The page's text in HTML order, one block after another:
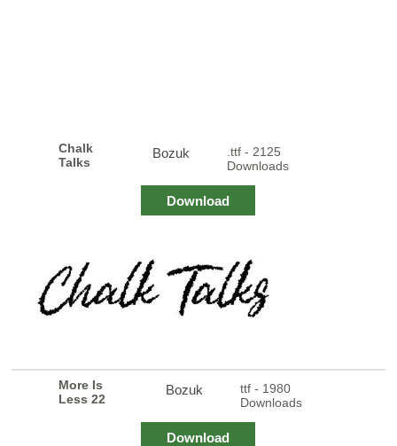
Chalk
Talks
Bozuk
.ttf - 2125
Downloads
Download
More Is
Less 22
Bozuk
ttf - 1980
Downloads
Download